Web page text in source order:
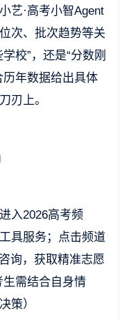
艺·高考小智Agent
次、批次趋势等关
校”，还是“分数刚
历年数据给出具体
刃上。
入2026高考频
具服务；点击频道
询，获取精准志愿
需结合自身情
策）